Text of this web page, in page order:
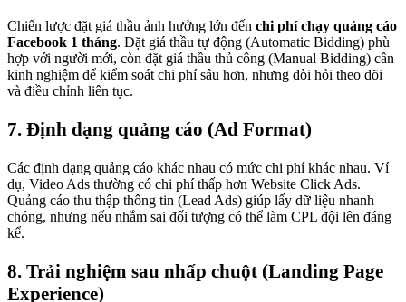
Chiến lược đặt giá thầu ảnh hưởng lớn đến chi phí chạy quảng cáo
Facebook 1 tháng. Đặt giá thầu tự động (Automatic Bidding) phù
hợp với người mới, còn đặt giá thầu thủ công (Manual Bidding) cần
kinh nghiệm để kiểm soát chi phí sâu hơn, nhưng đòi hỏi theo dõi
và điều chỉnh liên tục.
7. Định dạng quảng cáo (Ad Format)
Các định dạng quảng cáo khác nhau có mức chi phí khác nhau. Ví
dụ, Video Ads thường có chi phí thấp hơn Website Click Ads.
Quảng cáo thu thập thông tin (Lead Ads) giúp lấy dữ liệu nhanh
chóng, nhưng nếu nhắm sai đối tượng có thể làm CPL đội lên đáng
kể.
8. Trải nghiệm sau nhấp chuột (Landing Page
Experience)